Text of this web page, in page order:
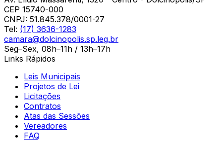
CEP 15740-000
CNPJ: 51.845.378/0001-27
Tel: (17) 3636-1283
camara@dolcinopolis.sp.leg.br
Seg–Sex, 08h–11h / 13h–17h
Links Rápidos
Leis Municipais
Projetos de Lei
Licitações
Contratos
Atas das Sessões
Vereadores
FAQ